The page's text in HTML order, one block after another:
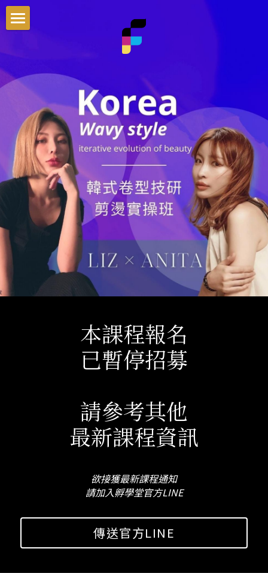
課程介紹
男士理髮系統
一次搞懂染髮色彩學
新手老闆必修的5堂經營課
男髮速成剪裁系統
一次搞懂商業設計染
就業輔導
零基礎剪髮入門
交通資訊
Blog
搜索
官方LINE客服
本課程報名
已暫停招募
請參考其他
最新課程資訊
欲接獲最新課程通知
請加入孵學堂官方LINE
傳送官方LINE